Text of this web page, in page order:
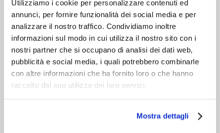
Utilizziamo i cookie per personalizzare contenuti ed
annunci, per fornire funzionalità dei social media e per
analizzare il nostro traffico. Condividiamo inoltre
informazioni sul modo in cui utilizza il nostro sito con i
nostri partner che si occupano di analisi dei dati web,
pubblicità e social media, i quali potrebbero combinarle
con altre informazioni che ha fornito loro o che hanno
raccolto dal suo utilizzo dei loro servizi.
Mostra dettagli